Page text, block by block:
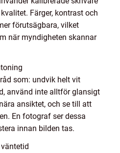
Färger, kontrast och
förutsägbara, vilket
när myndigheten skannar
som: undvik helt vit
använd inte alltför glansigt
ansiktet, och se till att
En fotograf ser dessa
innan bilden tas.